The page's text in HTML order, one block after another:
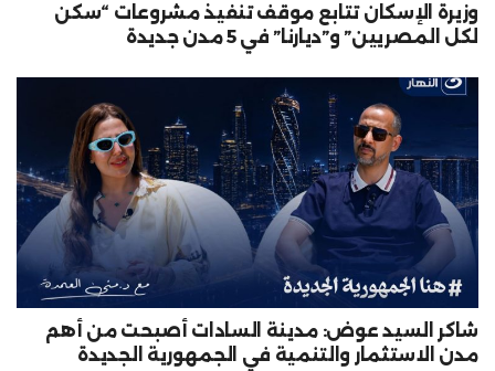
وزيرة الإسكان تتابع موقف تنفيذ مشروعات “سكن
لكل المصريين” و”ديارنا” في 5 مدن جديدة
شاكر السيد عوض: مدينة السادات أصبحت من أهم
مدن الاستثمار والتنمية في الجمهورية الجديدة